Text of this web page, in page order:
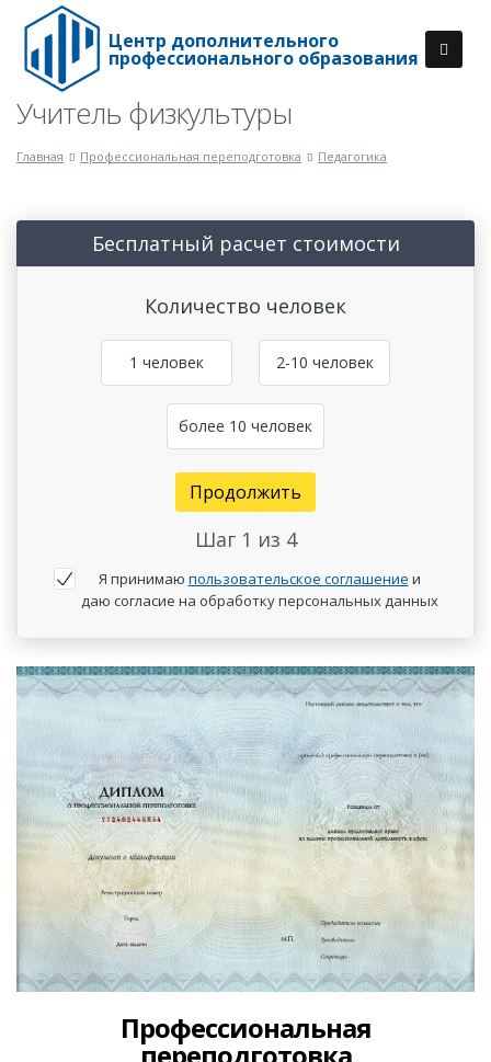
Центр дополнительного
профессионального образования
Учитель физкультуры
Главная Профессиональная переподготовка Педагогика
Бесплатный расчет стоимости
Количество человек
1 человек 2-10 человек
более 10 человек
Продолжить
Шаг 1 из 4
Я принимаю пользовательское соглашение и
даю согласие на обработку персональных данных
Профессиональная
переподготовка